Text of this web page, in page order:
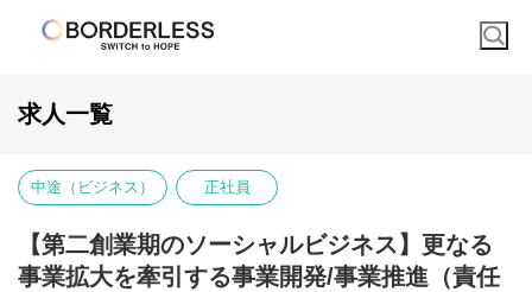
求人一覧
中途（ビジネス） 正社員
【第二創業期のソーシャルビジネス】更なる
事業拡大を牽引する事業開発/事業推進（責任